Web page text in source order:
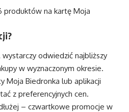
produktów na kartę Moja
odwiedzić najbliższy
w wyznaczonym okresie.
Moja Biedronka lub aplikacji
z preferencyjnych cen.
– czwartkowe promocje w